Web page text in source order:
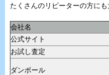
たくさんのリピーターの方に
会社名
公式サイト
お試し査定
ダンボール